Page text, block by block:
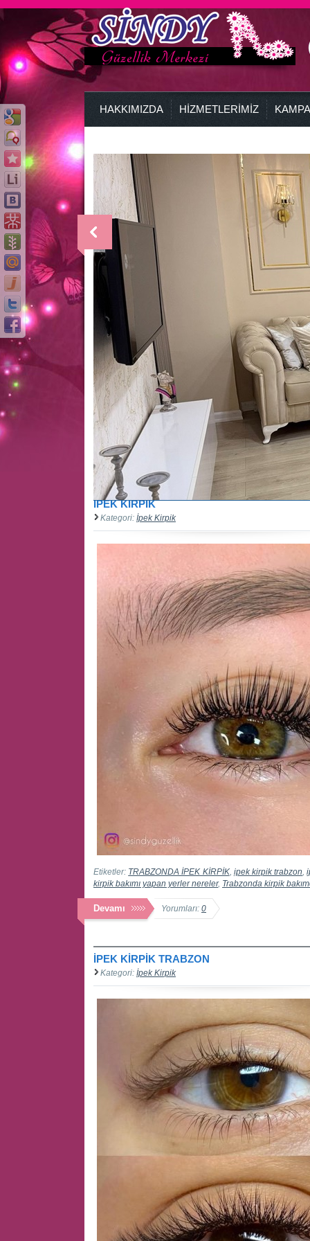
HAKKIMIZDA HİZMETLERİMİZ
İPEK KİRPİK
Kategori: İpek Kirpik
Etiketler: TRABZONDA İPEK KİRPİK, ipek kirpik trabzon ,
kirpik bakımı yapan yerler nereler, Trabzonda kirpik
Devamı Yorumları: 0
İPEK KİRPİK TRABZON
Kategori: İpek Kirpik